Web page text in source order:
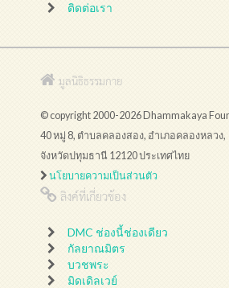
ติดต่อเรา
มูลนิธิธรรมกาย
© copyright 2000-2026 Dhammakaya
40 หมู่ 8, ตำบลคลองสอง, อำเภอคลองหลวง,
จังหวัดปทุมธานี 12120 ประเทศไทย
นโยบายความเป็นส่วนตัว
ลิงค์ที่เกี่ยวข้อง
DMC ช่องนี้ช่องเดียว
กัลยาณมิตร
บวชพระ
มิดเดิลเวย์